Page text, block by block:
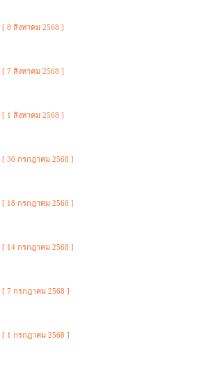
[ 8 สิงหาคม 2568 ]
[ 7 สิงหาคม 2568 ]
[ 1 สิงหาคม 2568 ]
[ 30 กรกฎาคม 2568 ]
[ 18 กรกฎาคม 2568 ]
[ 14 กรกฎาคม 2568 ]
[ 7 กรกฎาคม 2568 ]
[ 1 กรกฎาคม 2568 ]